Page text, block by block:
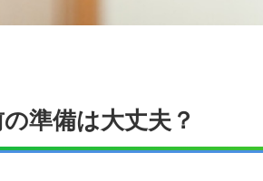
準備は大丈夫？